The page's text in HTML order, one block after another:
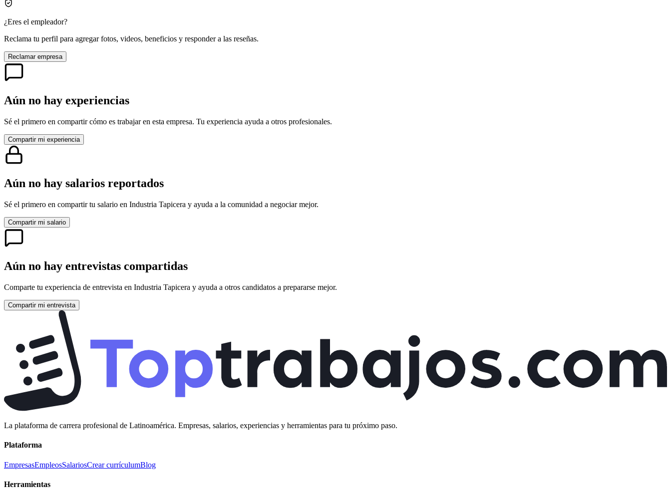
¿Eres el empleador?
Reclama tu perfil para agregar fotos, videos, beneficios y responder a las reseñas.
Reclamar empresa
Aún no hay experiencias
Sé el primero en compartir cómo es trabajar en esta empresa. Tu experiencia ayuda a otros profesionales.
Compartir mi experiencia
Aún no hay salarios reportados
Sé el primero en compartir tu salario en Industria Tapicera y ayuda a la comunidad a negociar mejor.
Compartir mi salario
Aún no hay entrevistas compartidas
Comparte tu experiencia de entrevista en Industria Tapicera y ayuda a otros candidatos a prepararse mejor.
Compartir mi entrevista
La plataforma de carrera profesional de Latinoamérica. Empresas, salarios, experiencias y herramientas para tu próximo paso.
Plataforma
EmpresasEmpleosSalariosCrear currículumBlog
Herramientas